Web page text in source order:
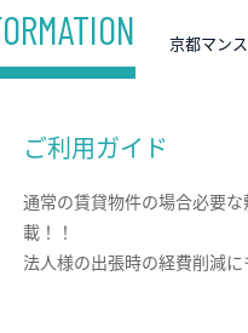
京都マン
ご利用ガイド
通常の賃貸物件の場合必要
載！！
法人様の出張時の経費削減に